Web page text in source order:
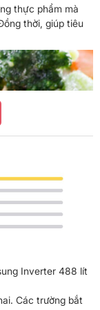
thực phẩm mà
thời, giúp tiêu
lạnh Power
sẽ thổi các luồng
và đồ uống có
Inverter 488 lít
Các trường bắt